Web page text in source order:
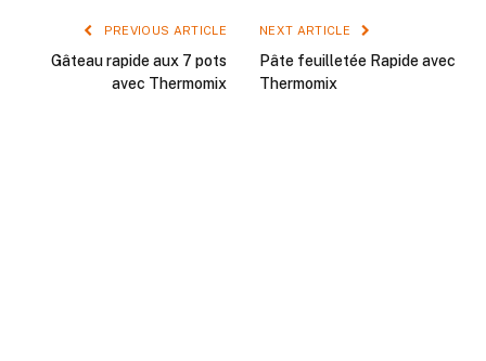
PREVIOUS ARTICLE
Gâteau rapide aux 7 pots
avec Thermomix
NEXT ARTICLE
Pâte feuilletée Rapide avec
Thermomix